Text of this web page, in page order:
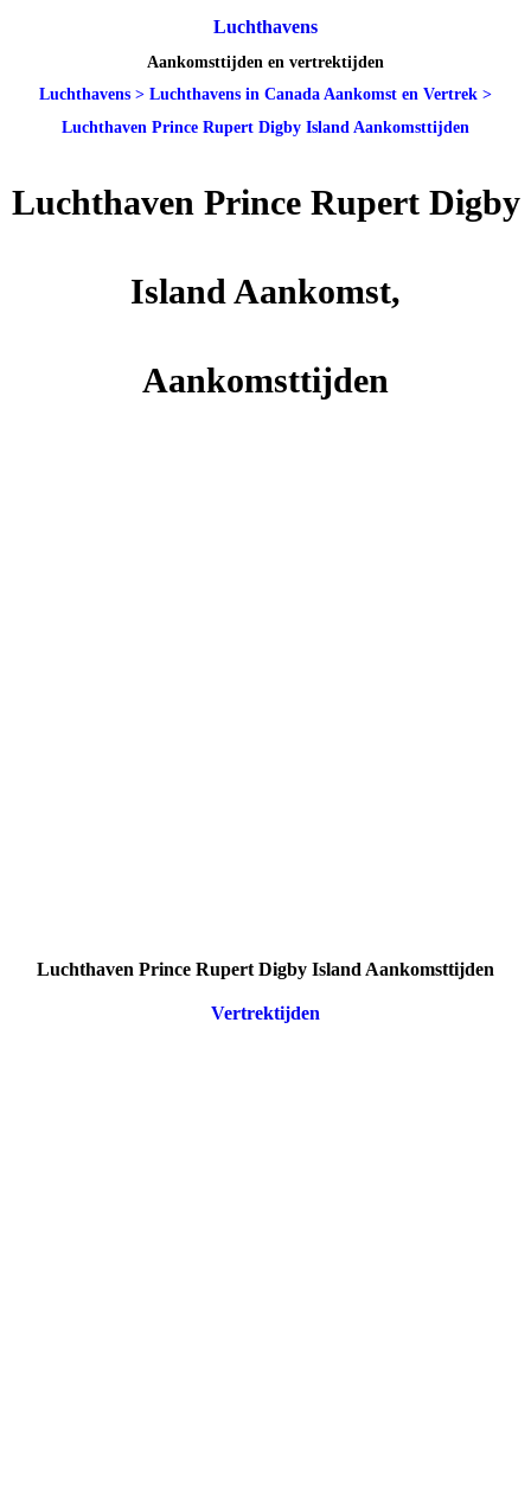
Luchthavens
Aankomsttijden en vertrektijden
Luchthavens > Luchthavens in Canada Aankomst en Vertrek >
Luchthaven Prince Rupert Digby Island Aankomsttijden
Luchthaven Prince Rupert Digby
Island Aankomst,
Aankomsttijden
Luchthaven Prince Rupert Digby Island Aankomsttijden
Vertrektijden